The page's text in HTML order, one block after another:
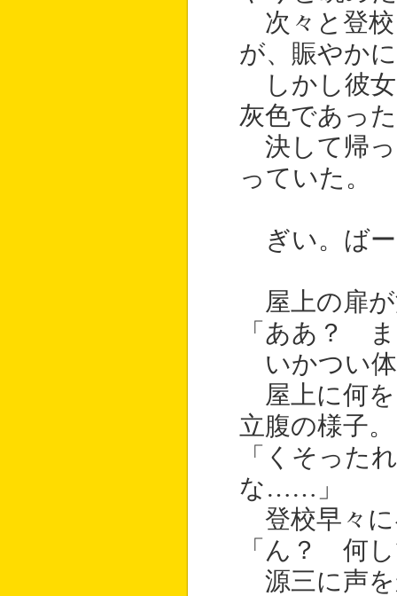
次々と登校
が、賑やか
しかし彼女
灰色であっ
決して帰っ
っていた。
ぎい。ば
屋上の扉が
「ああ？
いかつい
屋上に何を
立腹の様子。
「くそった
な……」
登校早々に
「ん？ 何
源三に声を